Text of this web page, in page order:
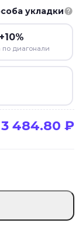
укладки
+10%
по диагонали
3 484.80 ₽